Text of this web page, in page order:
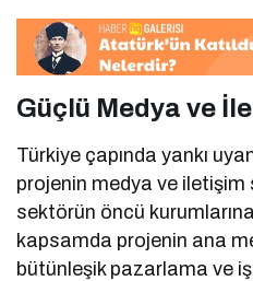
Güçlü Medya ve
Türkiye çapında yankı
projenin medya ve
sektörün öncü
kapsamda projenin ana
bütünleşik pazarlama ve